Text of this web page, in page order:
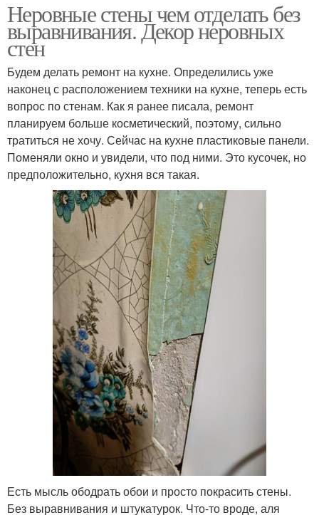
Неровные стены чем отделать без
выравнивания. Декор неровных
стен
Будем делать ремонт на кухне. Определились уже
наконец с расположением техники на кухне, теперь есть
вопрос по стенам. Как я ранее писала, ремонт
планируем больше косметический, поэтому, сильно
тратиться не хочу. Сейчас на кухне пластиковые панели.
Поменяли окно и увидели, что под ними. Это кусочек, но
предположительно, кухня вся такая.
Есть мысль ободрать обои и просто покрасить стены.
Без выравнивания и штукатурок. Что-то вроде, аля